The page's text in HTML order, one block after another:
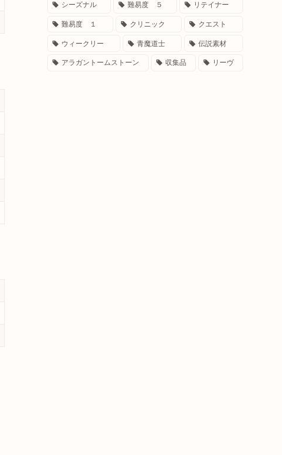
シーズナル 難易度 ５ リテイナー
難易度 １ クリニック クエスト
ウィークリー 青魔道士 伝説素材
アラガントームストーン 収集品 リーヴ